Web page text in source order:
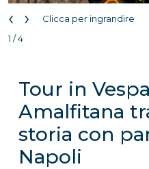
‹ ›
Clicca per ingrandire
1 / 4
Tour in
Amalfitana
storia con
Napoli